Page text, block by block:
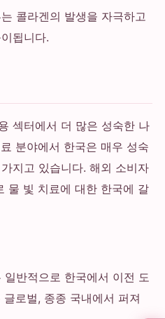
콜라겐의 발생을 자극하고
됩니다.
섹터에서 더 많은 성숙한 나
분야에서 한국은 매우 성숙
지고 있습니다. 해외 소비자
물 빛 치료에 대한 한국에 갈
반적으로 한국에서 이전 도
로벌, 종종 국내에서 퍼져